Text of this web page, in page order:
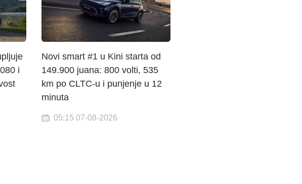
i
Novi smart #1 u Kini starta od
149.900 juana: 800 volti, 535
km po CLTC-u i punjenje u 12
minuta
05:15 07-08-2026